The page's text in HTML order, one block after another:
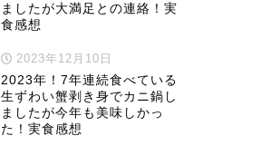
ましたが大満足との連絡！実
食感想
2023年12月10日
2023年！7年連続食べている
生ずわい蟹剥き身でカニ鍋し
ましたが今年も美味しかっ
た！実食感想